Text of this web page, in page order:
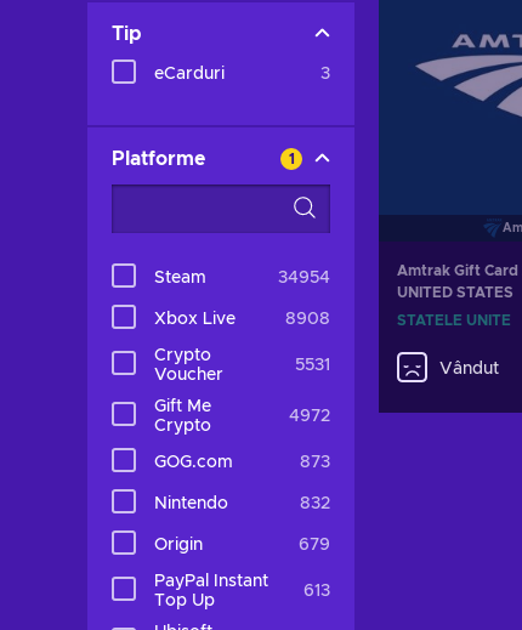
Tip
eCarduri 3
Platforme 1
Steam 34954
Xbox Live 8908
Crypto
Voucher
5531
Gift Me
Crypto
4972
GOG.com 873
Nintendo 832
Origin 679
PayPal Instant
Top Up
613
Amtrak Gift Card
UNITED STATES
STATELE UNITE
Vândut